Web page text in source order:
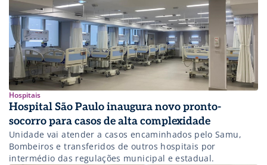
Hospitais
Hospital São Paulo inaugura novo pronto-
socorro para casos de alta complexidade
Unidade vai atender a casos encaminhados pelo Samu,
Bombeiros e transferidos de outros hospitais por
intermédio das regulações municipal e estadual.